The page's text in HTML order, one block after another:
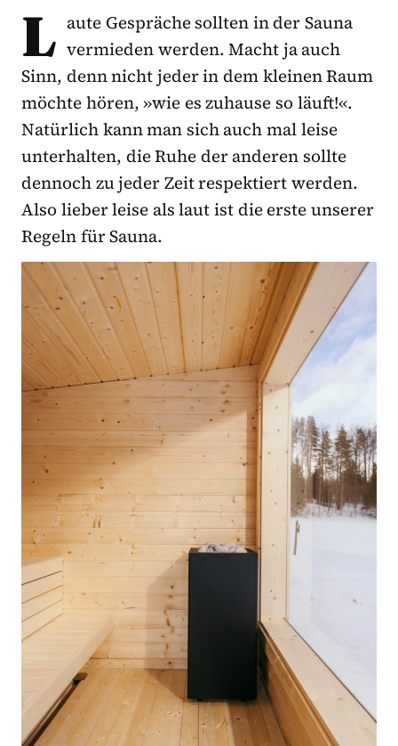
L aute Gespräche sollten in der Sauna
vermieden werden. Macht ja auch
Sinn, denn nicht jeder in dem kleinen Raum
möchte hören, »wie es zuhause so läuft!«.
Natürlich kann man sich auch mal leise
unterhalten, die Ruhe der anderen sollte
dennoch zu jeder Zeit respektiert werden.
Also lieber leise als laut ist die erste unserer
Regeln für Sauna.